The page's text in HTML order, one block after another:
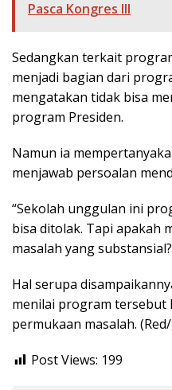
Pasca Kongres III
Sedangkan terkait
menjadi bagian dari
mengatakan tidak bisa
program Presiden.
Namun ia
menjawab persoalan
“Sekolah unggulan ini
bisa ditolak. Tapi apakah
masalah yang
Hal serupa
menilai program tersebut
permukaan masalah.
Post Views: 199